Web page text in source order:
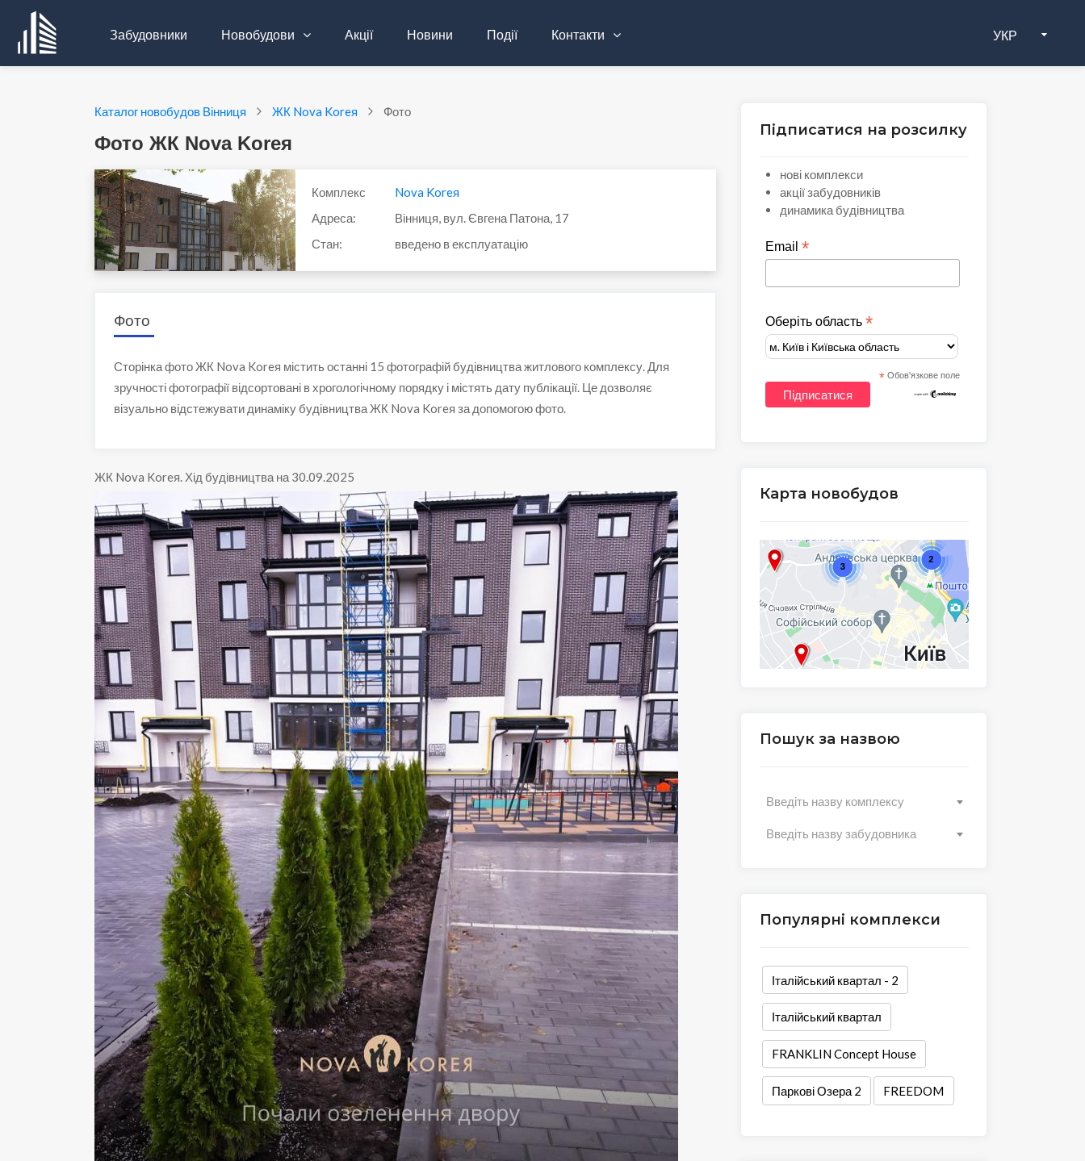
Забудовники Новобудови Акції Новини Події Контакти УКР
Каталог новобудов Вінниця ЖК Nova Koreя Фото
Фото ЖК Nova Koreя
Комплекс
Nova Koreя
Адреса:
Вінниця, вул. Євгена Патона, 17
Стан:
введено в експлуатацію
Фото
Сторінка фото ЖК Nova Koreя містить останні 15 фотографій будівництва житлового комплексу. Для
зручності фотографії відсортовані в хрогологічному порядку і містять дату публікації. Це дозволяє
візуально відстежувати динаміку будівництва ЖК Nova Koreя за допомогою фото.
ЖК Nova Koreя. Хід будівництва на 30.09.2025
Підписатися на розсилку
нові комплекси
акції забудовників
динамика будівництва
Email*
Оберіть область*
* Обов'язкове поле
Карта новобудов
Пошук за назвою
Введіть назву комплексу
Введіть назву забудовника
Популярні комплекси
Італійський квартал - 2
Італійський квартал
FRANKLIN Concept House
Паркові Озера 2 FREEDOM